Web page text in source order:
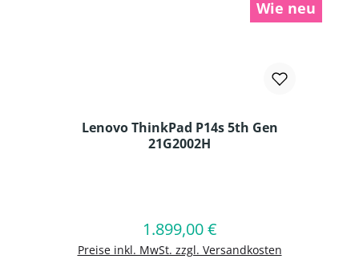
Wie neu
Lenovo ThinkPad P14s 5th Gen
21G2002H
Regulärer Preis:
1.899,00 €
Preise inkl. MwSt. zzgl. Versandkosten
In den Warenkorb